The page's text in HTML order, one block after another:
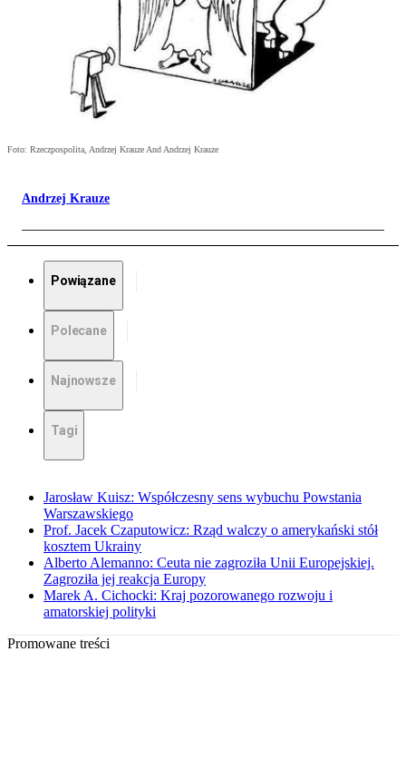
Foto: Rzeczpospolita, Andrzej Krauze And Andrzej Krauze
Andrzej Krauze
Powiązane
Polecane
Najnowsze
Tagi
Jarosław Kuisz: Współczesny sens wybuchu Powstania
Warszawskiego
Prof. Jacek Czaputowicz: Rząd walczy o amerykański stół
kosztem Ukrainy
Alberto Alemanno: Ceuta nie zagroziła Unii Europejskiej.
Zagroziła jej reakcja Europy
Marek A. Cichocki: Kraj pozorowanego rozwoju i
amatorskiej polityki
Promowane treści